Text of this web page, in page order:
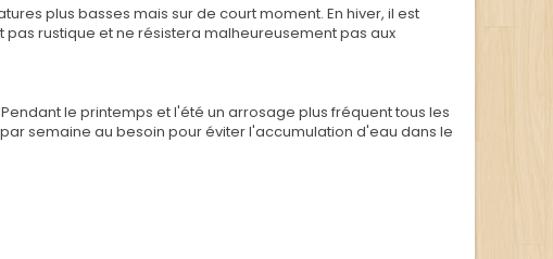
plus basses mais sur de court moment. En hiver, il est
rustique et ne résistera malheureusement pas aux
le printemps et l'été un arrosage plus fréquent tous les
semaine au besoin pour éviter l'accumulation d'eau dans le